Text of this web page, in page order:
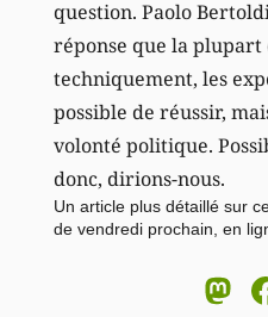
question. Paolo
réponse que la plupart
techniquement, les
possible de réussir,
volonté politique.
donc, dirions-nous.
Un article plus détaillé sur
de vendredi prochain, en